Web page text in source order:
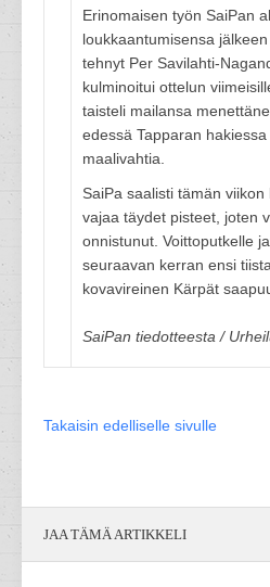
Erinomaisen työn SaiPan
loukkaantumisensa
tehnyt Per Savilahti-
kulminoitui ottelun
taisteli mailansa
edessä Tapparan
maalivahtia.
SaiPa saalisti tämän
vajaa täydet pisteet, joten
onnistunut. Voittoputkelle
seuraavan kerran ensi
kovavireinen Kärpät
SaiPan tiedotteesta /
Takaisin edelliselle sivulle
JAA TÄMÄ ARTIKKELI